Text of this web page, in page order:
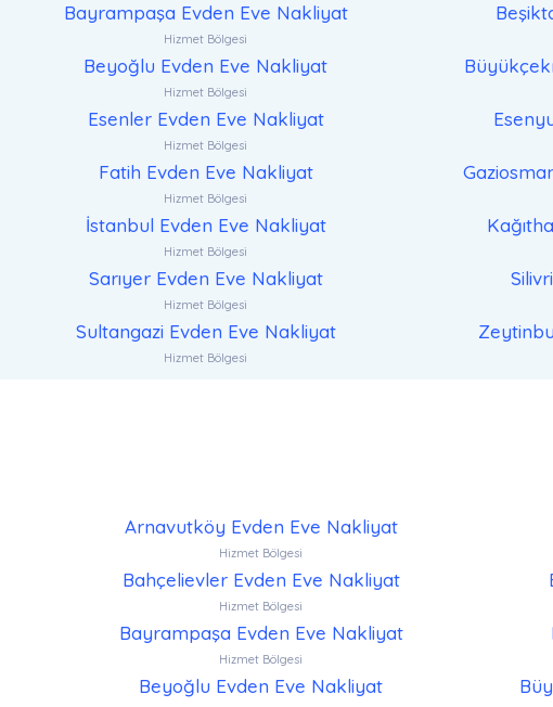
Bayrampaşa Evden Eve Nakliyat
Hizmet Bölgesi
Beyoğlu Evden Eve Nakliyat
Hizmet Bölgesi
Esenler Evden Eve Nakliyat
Hizmet Bölgesi
Fatih Evden Eve Nakliyat
Hizmet Bölgesi
İstanbul Evden Eve Nakliyat
Hizmet Bölgesi
Sarıyer Evden Eve Nakliyat
Hizmet Bölgesi
Sultangazi Evden Eve Nakliyat
Hizmet Bölgesi
Arnavutköy Evden Eve Nakliyat
Hizmet Bölgesi
Bahçelievler Evden Eve Nakliyat
Hizmet Bölgesi
Bayrampaşa Evden Eve Nakliyat
Hizmet Bölgesi
Beyoğlu Evden Eve Nakliyat